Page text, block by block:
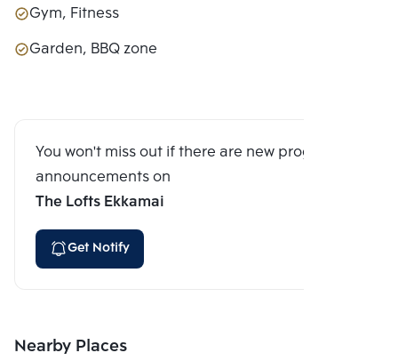
Gym, Fitness
Garden, BBQ zone
You won't miss out if there are new program
announcements on
The Lofts Ekkamai
Get Notify
Nearby Places